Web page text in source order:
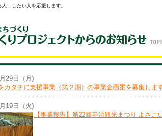
、したい人を応援します。
29日（月)
カタチに支援事業（第２期）の事業企画案を募集しま
19日（火)
【事業報告】第22回寺泊観光まつり よさ